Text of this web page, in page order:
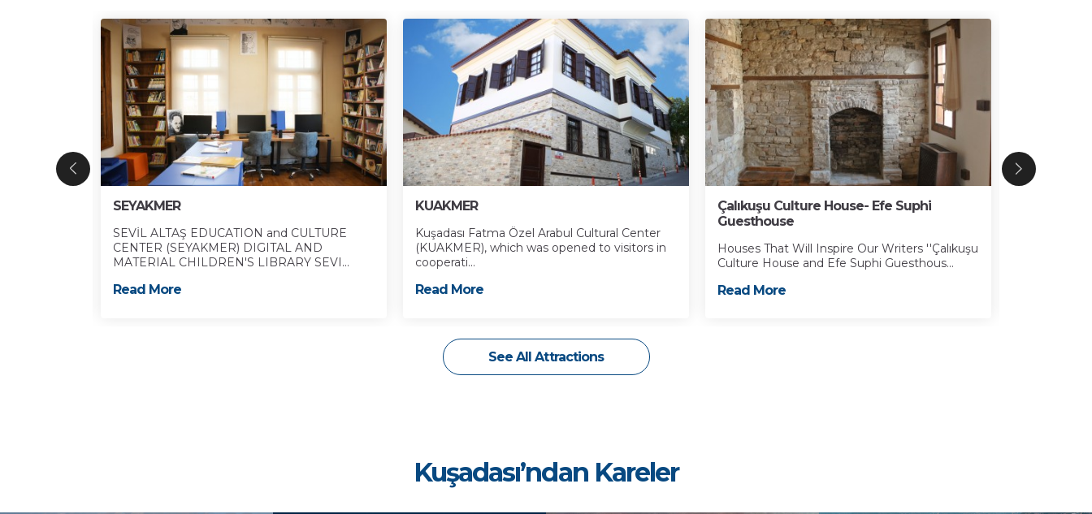
SEYAKMER
SEVİL ALTAŞ EDUCATION and CULTURE
CENTER (SEYAKMER) DIGITAL AND
MATERIAL CHILDREN'S LIBRARY SEVI...
Read More
KUAKMER
Kuşadası Fatma Özel Arabul Cultural Center
(KUAKMER), which was opened to visitors in
cooperati...
Read More
Çalıkuşu Culture House- Efe Suphi
Guesthouse
Houses That Will Inspire Our Writers ''Çalıkuşu
Culture House and Efe Suphi Guesthous...
Read More
See All Attractions
Kuşadası’ndan Kareler